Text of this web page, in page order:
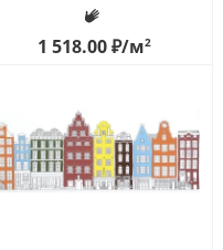
1 518.00₽/м2